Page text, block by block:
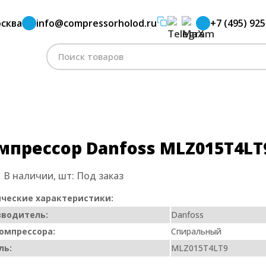
info@compressorholod.ru +7 (495)
Поиск
по:
Компрессор Danfoss MLZ015T4LT9
Danfoss
В наличии, шт: Под заказ
характеристики:
Danfoss
Спиральный
MLZ015T4LT9